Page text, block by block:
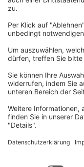
Per E-Mail informieren
Zum Newsletter anmelden
vhs Post
Zur vhs Post anmelden
Kontrast
Kurs-Merkliste